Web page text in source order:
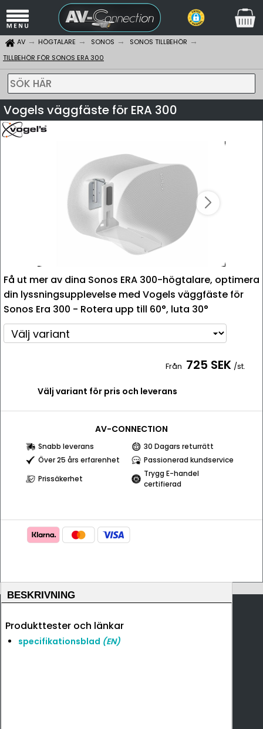
AV HÖGTALARE SONOS
SONOS TILLBEHÖR
TILLBEHÖR FÖR SONOS ERA 300
SÖK HÄR
Vogels väggfäste för ERA 300
Få ut mer av dina Sonos ERA 300-högtalare, optimera
din lyssningsupplevelse med Vogels väggfäste för
Sonos Era 300 - Rotera upp till 60°, luta 30°
Från 725 SEK /st.
Välj variant för pris och leverans
AV-CONNECTION
Snabb leverans
30 Dagars returrätt
Över 25 års erfarenhet
Passionerad kundservice
Prissäkerhet
Trygg E-handel
certifierad
BESKRIVNING
Produkttester och länkar
specifikationsblad (EN)